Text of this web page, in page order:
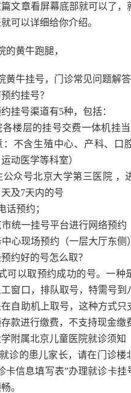
文章看屏幕底部就可以了，
可以详细给你介绍。
的黄牛跑腿，
黄牛挂号，门诊常见问题解
约挂号？
挂号渠道有5种，包括：
各楼层的挂号交费一体机挂
：不含生殖中心、产科、口
动医学等科室）
公众号北京大学第三医院 ，
及7天内的号
话预约；
统一挂号平台进行网络预约
心现场预约（一层大厅东侧）
约好的号怎么取？
可以取预约成功的号。一种
窗口，排队取号，特需号到
自助机上取号，这种方式只
款进行缴费，不支持现金缴
附属北京儿童医院就诊须知
诊的患儿家长，请在门诊楼
卡信息填写表”办理就诊卡挂
。